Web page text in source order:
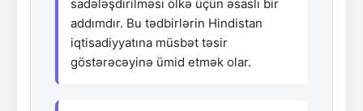
sadələşdirilməsi ölkə üçün əsaslı bir
addımdır. Bu tədbirlərin Hindistan
iqtisadiyyatına müsbət təsir
göstərəcəyinə ümid etmək olar.